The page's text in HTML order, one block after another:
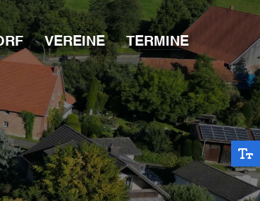
VEREINE TERMINE